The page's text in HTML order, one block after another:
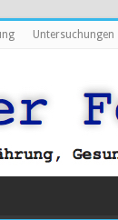
Untersuchungen